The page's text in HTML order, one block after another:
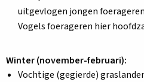
uitgevlogen jongen
Vogels foerageren hier
Winter (november-februari):
Vochtige (gegierde)